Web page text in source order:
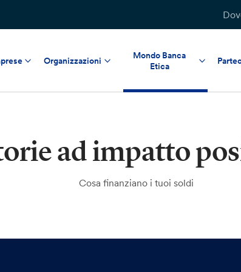
Organizzazioni
Mondo Banca
Etica
ad impatto
Cosa finanziano i tuoi soldi